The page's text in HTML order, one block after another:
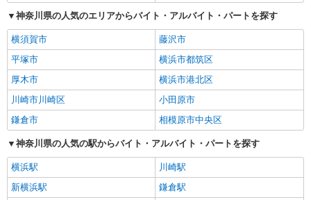
神奈川県の人気のエリアからバイト・アルバイト・パートを探す
横須賀市
藤沢市
平塚市
横浜市都筑区
厚木市
横浜市港北区
川崎市川崎区
小田原市
鎌倉市
相模原市中央区
神奈川県の人気の駅からバイト・アルバイト・パートを探す
横浜駅
川崎駅
新横浜駅
鎌倉駅